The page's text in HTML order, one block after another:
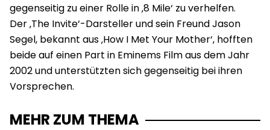
gegenseitig zu einer Rolle in ‚8 Mile‘ zu verhelfen.
Der ‚The Invite‘-Darsteller und sein Freund Jason
Segel, bekannt aus ‚How I Met Your Mother‘, hofften
beide auf einen Part in Eminems Film aus dem Jahr
2002 und unterstützten sich gegenseitig bei ihren
Vorsprechen.
MEHR ZUM THEMA